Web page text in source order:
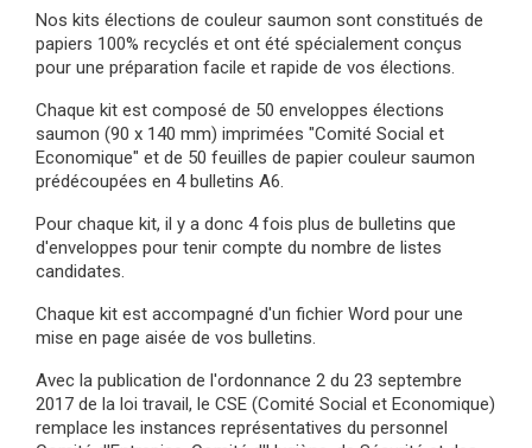
Nos kits élections de couleur saumon sont constitués de
papiers 100% recyclés et ont été spécialement conçus
pour une préparation facile et rapide de vos élections.
Chaque kit est composé de 50 enveloppes élections
saumon (90 x 140 mm) imprimées "Comité Social et
Economique" et de 50 feuilles de papier couleur saumon
prédécoupées en 4 bulletins A6.
Pour chaque kit, il y a donc 4 fois plus de bulletins que
d'enveloppes pour tenir compte du nombre de listes
candidates.
Chaque kit est accompagné d'un fichier Word pour une
mise en page aisée de vos bulletins.
Avec la publication de l'ordonnance 2 du 23 septembre
2017 de la loi travail, le CSE (Comité Social et Economique)
remplace les instances représentatives du personnel